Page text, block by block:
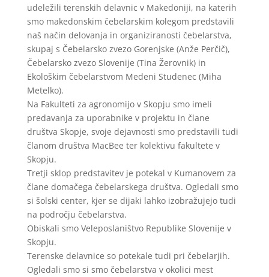
udeležili terenskih delavnic v Makedoniji, na katerih
smo makedonskim čebelarskim kolegom predstavili
naš način delovanja in organiziranosti čebelarstva,
skupaj s Čebelarsko zvezo Gorenjske (Anže Perčič),
Čebelarsko zvezo Slovenije (Tina Žerovnik) in
Ekološkim čebelarstvom Medeni Studenec (Miha
Metelko).
Na Fakulteti za agronomijo v Skopju smo imeli
predavanja za uporabnike v projektu in člane
društva Skopje, svoje dejavnosti smo predstavili tudi
članom društva MacBee ter kolektivu fakultete v
Skopju.
Tretji sklop predstavitev je potekal v Kumanovem za
člane domačega čebelarskega društva. Ogledali smo
si šolski center, kjer se dijaki lahko izobražujejo tudi
na področju čebelarstva.
Obiskali smo Veleposlaništvo Republike Slovenije v
Skopju.
Terenske delavnice so potekale tudi pri čebelarjih.
Ogledali smo si smo čebelarstva v okolici mest